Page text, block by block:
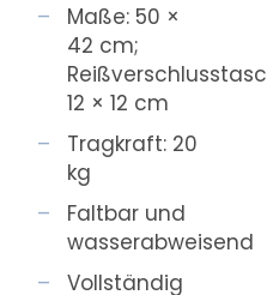
Maße: 50 ×
42 cm;
12 × 12 cm
Tragkraft: 20
kg
Faltbar und
wasserabweisend
Vollständig